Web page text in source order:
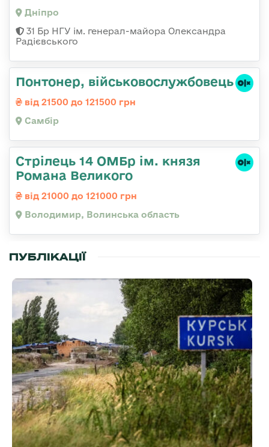
Дніпро
31 Бр НГУ ім. генерал-майора Олександра
Радієвського
Понтонер, військовослужбовець
від 21500 до 121500 грн
Самбір
Стрілець 14 ОМБр ім. князя
Романа Великого
від 21000 до 121000 грн
Володимир, Волинська область
ПУБЛІКАЦІЇ